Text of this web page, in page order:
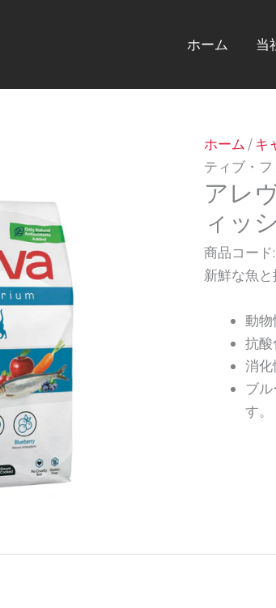
ホーム 当
ホーム /キ
ティブ・
アレ
ィッ
商品コード:
新鮮な魚
動物
抗酸
消化
ブ
す。